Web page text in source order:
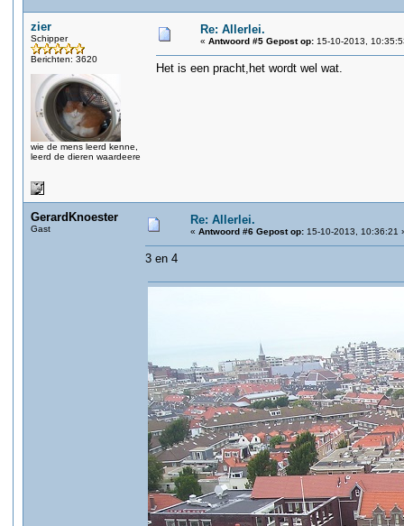
zier
Schipper
Berichten: 3620
wie de mens leerd kenne,
leerd de dieren waardeere
Re: Allerlei.
« Antwoord #5 Gepost op: 15-10-2013,
Het is een pracht,het wordt wel wat.
GerardKnoester
Gast
Re: Allerlei.
« Antwoord #6 Gepost op: 15-10-2013, 10:36:21
3 en 4